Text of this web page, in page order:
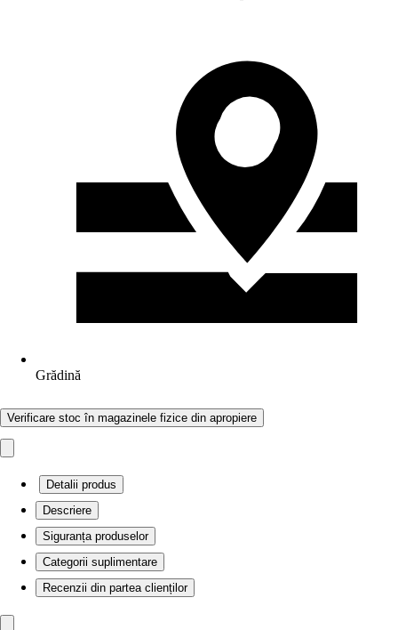
Grădină
Verificare stoc în magazinele fizice din apropiere
Detalii produs
Descriere
Siguranța produselor
Categorii suplimentare
Recenzii din partea clienților